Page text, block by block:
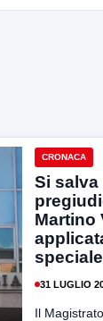
CRONACA
Si salva
Martino
speciale
31 LUGLIO
Il